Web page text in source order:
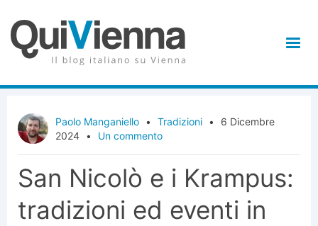
Paolo Manganiello • Tradizioni •
6 Dicembre
2024 • Un commento
San Nicolò e i Krampus:
tradizioni ed eventi in